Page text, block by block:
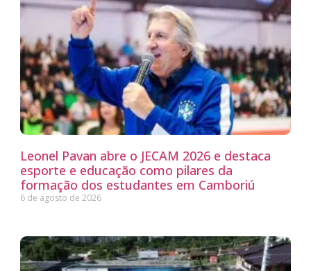
Leonel Pavan abre o JECAM 2026 e destaca
esporte e educação como pilares da
formação dos estudantes em Camboriú
6 de agosto de 2026